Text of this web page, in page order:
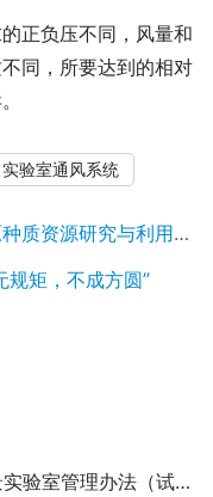
正负压不同，风量和
同，所要达到的相对
实验室通风系统
究与利用实验室筹建工作
规矩，不成方圆”
理办法（试行）正式出台